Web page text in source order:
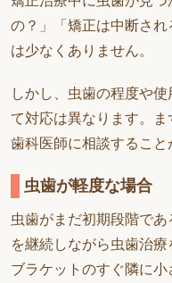
の？」「矯正は中断さ
は少なくありません。
しかし、虫歯の程度や
て対応は異なります。
歯科医師に相談すること
虫歯が軽度な場合
虫歯がまだ初期段階で
を継続しながら虫歯治療
ブラケットのすぐ隣に小